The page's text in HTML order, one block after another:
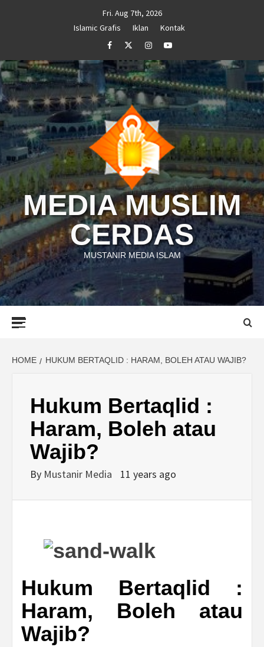
Fri. Aug 7th, 2026
Islamic Grafis
Iklan
Kontak
FacebookTwitterInstagramYoutube
MEDIA MUSLIM
CERDAS
MUSTANIR MEDIA ISLAM
HOME HUKUM BERTAQLID : HARAM, BOLEH ATAU WAJIB?
Hukum Bertaqlid :
Haram, Boleh atau
Wajib?
By Mustanir Media 11 years ago
Hukum Bertaqlid :
Haram, Boleh atau
Wajib?